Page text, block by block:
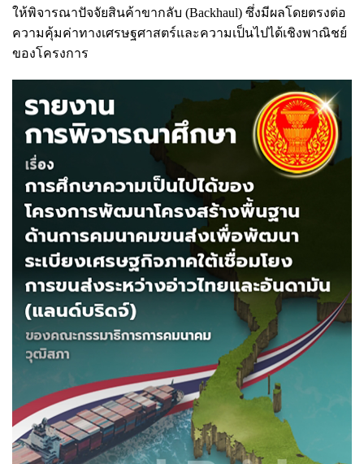
ให้พิจารณาปัจจัยสินค้าขากลับ (Backhaul) ซึ่งมีผลโดยตรงต่อ
ความคุ้มค่าทางเศรษฐศาสตร์และความเป็นไปได้เชิงพาณิชย์
ของโครงการ